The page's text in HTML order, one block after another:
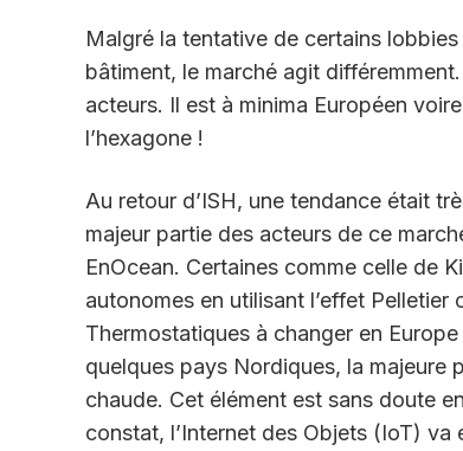
Malgré la tentative de certains
bâtiment, le marché agit
acteurs. Il est à minima Européen
l’hexagone !
Au retour d’ISH, une tendance était
majeur partie des acteurs de ce
EnOcean. Certaines comme celle de
autonomes en utilisant l’effet
Thermostatiques à changer en
quelques pays Nordiques, la majeure
chaude. Cet élément est sans doute
constat, l’Internet des Objets (IoT)